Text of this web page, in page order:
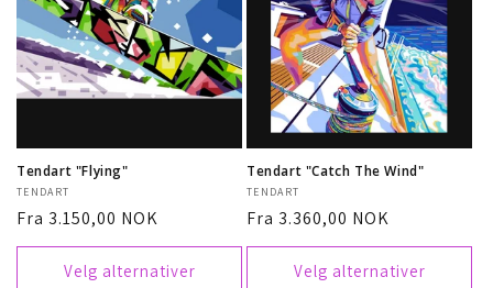
Tendart "Flying"
Selger:
TENDART
Vanlig
pris
Fra 3.150,00 NOK
Velg alternativer
Tendart "Catch The Wind"
Selger:
TENDART
Vanlig
pris
Fra 3.360,00 NOK
Velg alternativer